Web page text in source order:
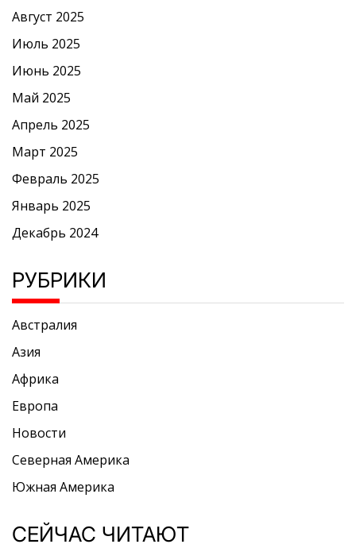
Август 2025
Июль 2025
Июнь 2025
Май 2025
Апрель 2025
Март 2025
Февраль 2025
Январь 2025
Декабрь 2024
РУБРИКИ
Австралия
Азия
Африка
Европа
Новости
Северная Америка
Южная Америка
СЕЙЧАС ЧИТАЮТ